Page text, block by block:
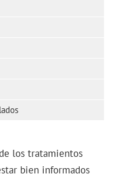
los tratamientos
bien informados